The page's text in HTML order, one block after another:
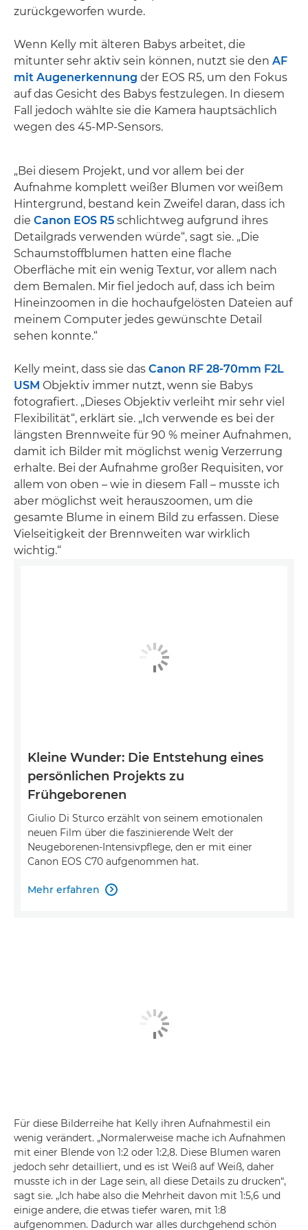
zurückgeworfen wurde.
Wenn Kelly mit älteren Babys arbeitet, die
mitunter sehr aktiv sein können, nutzt sie den AF
mit Augenerkennung der EOS R5, um den Fokus
auf das Gesicht des Babys festzulegen. In diesem
Fall jedoch wählte sie die Kamera hauptsächlich
wegen des 45-MP-Sensors.
„Bei diesem Projekt, und vor allem bei der
Aufnahme komplett weißer Blumen vor weißem
Hintergrund, bestand kein Zweifel daran, dass ich
die Canon EOS R5 schlichtweg aufgrund ihres
Detailgrads verwenden würde“, sagt sie. „Die
Schaumstoffblumen hatten eine flache
Oberfläche mit ein wenig Textur, vor allem nach
dem Bemalen. Mir fiel jedoch auf, dass ich beim
Hineinzoomen in die hochaufgelösten Dateien auf
meinem Computer jedes gewünschte Detail
sehen konnte.“
Kelly meint, dass sie das Canon RF 28-70mm F2L
USM Objektiv immer nutzt, wenn sie Babys
fotografiert. „Dieses Objektiv verleiht mir sehr viel
Flexibilität“, erklärt sie. „Ich verwende es bei der
längsten Brennweite für 90 % meiner Aufnahmen,
damit ich Bilder mit möglichst wenig Verzerrung
erhalte. Bei der Aufnahme großer Requisiten, vor
allem von oben – wie in diesem Fall – musste ich
aber möglichst weit herauszoomen, um die
gesamte Blume in einem Bild zu erfassen. Diese
Vielseitigkeit der Brennweiten war wirklich
wichtig.“
Kleine Wunder: Die Entstehung eines
persönlichen Projekts zu
Frühgeborenen
Giulio Di Sturco erzählt von seinem emotionalen
neuen Film über die faszinierende Welt der
Neugeborenen-Intensivpflege, den er mit einer
Canon EOS C70 aufgenommen hat.
Mehr erfahren 
Für diese Bilderreihe hat Kelly ihren Aufnahmestil ein
wenig verändert. „Normalerweise mache ich Aufnahmen
mit einer Blende von 1:2 oder 1:2,8. Diese Blumen waren
jedoch sehr detailliert, und es ist Weiß auf Weiß, daher
musste ich in der Lage sein, all diese Details zu drucken“,
sagt sie. „Ich habe also die Mehrheit davon mit 1:5,6 und
einige andere, die etwas tiefer waren, mit 1:8
aufgenommen. Dadurch war alles durchgehend schön